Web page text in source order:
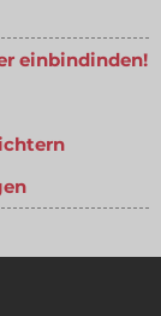
einbindinden!